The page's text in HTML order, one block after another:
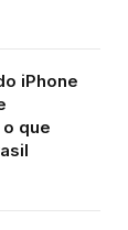
iPhone
que